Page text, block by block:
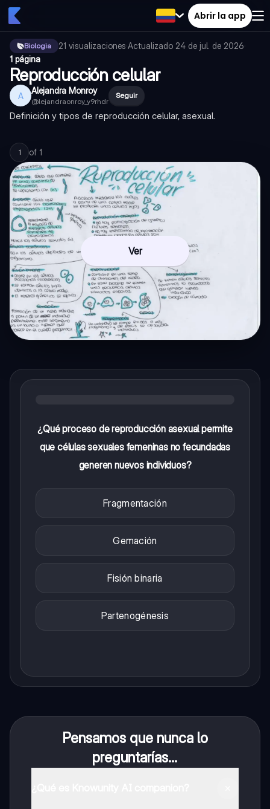
Abrir la app
Biologia 21 visualizaciones·Actualizado 24 de jul. de 2026·
1 página
Reproducción celular
A Alejandra Monroy
@lejandraonroy_y9rhdr
Seguir
Definición y tipos de reproducción celular, asexual.
1 of 1
Ver
¿Qué proceso de reproducción asexual permite
que células sexuales femeninas no fecundadas
generen nuevos individuos?
Fragmentación
Gemación
Fisión binaria
Partenogénesis
Pensamos que nunca lo
preguntarías...